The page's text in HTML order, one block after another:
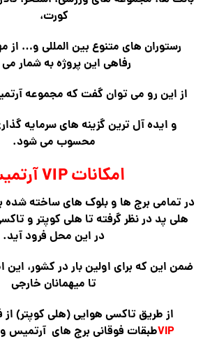
کورت،
رستوران های متنوع بین المللی و… از
رفاهی این پروژه به شمار می
از این رو می توان گفت که مجموعه
محسوب می شود.
امکانات VIP آرتمیس
در تمامی برج ها و بلوک های ساخته شده
هلی پد در نظر گرفتهتا هلی کوپتر و
در این محل فرود آید.
ضمن این که برای اولین بار در کشور، این
تا میهمانان خارجی
از طریق تاکسی هوایی (هلی کوپتر) از
VIPطبقات فوقانی برج های آرتمیس